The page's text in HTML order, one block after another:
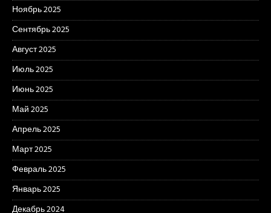
Ноябрь 2025
Сентябрь 2025
Август 2025
Июль 2025
Июнь 2025
Май 2025
Апрель 2025
Март 2025
Февраль 2025
Январь 2025
Декабрь 2024